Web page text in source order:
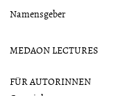
Namensgeber
MEDAON LECTURES
FÜR AUTORINNEN